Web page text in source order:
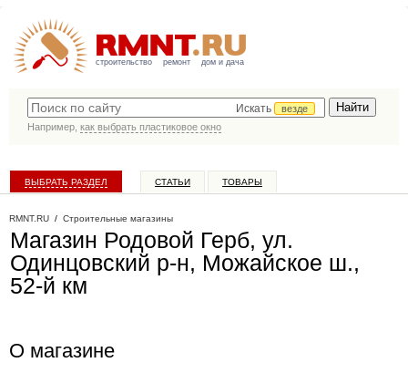
строительство ремонт дом и дача
Искать
везде
Например, как выбрать пластиковое окно
ВЫБРАТЬ РАЗДЕЛ СТАТЬИ ТОВАРЫ
RMNT.RU / Строительные магазины
Магазин Родовой Герб, ул.
Одинцовский р-н, Можайское ш.,
52-й км
О магазине